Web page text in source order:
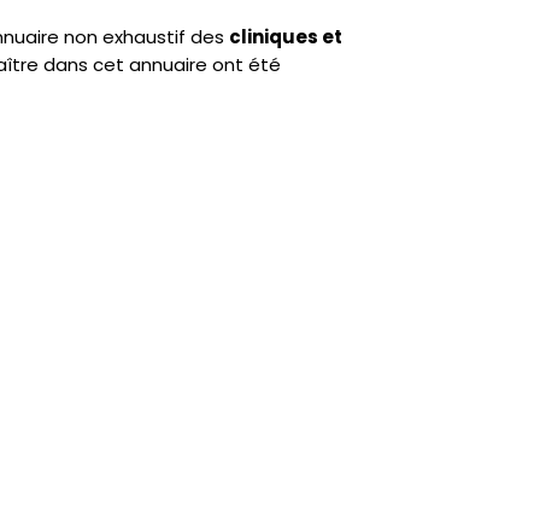
non exhaustif des cliniques et
dans cet annuaire ont été